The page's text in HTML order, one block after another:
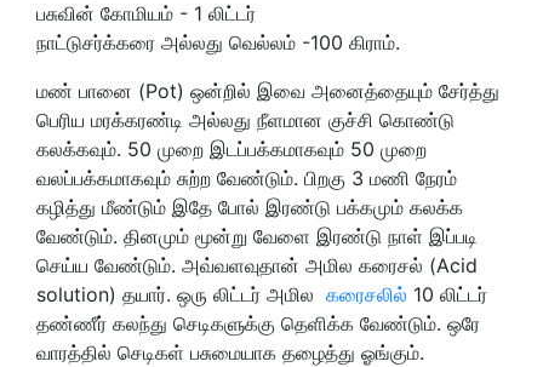
பசுவின் கோமியம் - 1 லிட்டர்
நாட்டுசர்க்கரை அல்லது வெல்லம் -100 கிராம்.
மண் பானை (Pot) ஒன்றில் இவை அனைத்தையும் சேர்த்து
பெரிய மரக்கரண்டி அல்லது நீளமான குச்சி கொண்டு
கலக்கவும். 50 முறை இடப்பக்கமாகவும் 50 முறை
வலப்பக்கமாகவும் சுற்ற வேண்டும். பிறகு 3 மணி நேரம்
கழித்து மீண்டும் இதே போல் இரண்டு பக்கமும் கலக்க
வேண்டும். தினமும் மூன்று வேளை இரண்டு நாள் இப்படி
செய்ய வேண்டும். அவ்வளவுதான் அமில கரைசல் (Acid
solution) தயார். ஒரு லிட்டர் அமில கரைசலில் 10 லிட்டர்
தண்ணீர் கலந்து செடிகளுக்கு தெளிக்க வேண்டும். ஒரே
வாரத்தில் செடிகள் பசுமையாக தழைத்து ஓங்கும்.